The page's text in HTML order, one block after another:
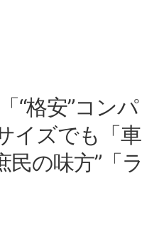
“格安”コンパ
イズでも「車
の味方”「ラ